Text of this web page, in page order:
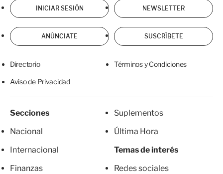
INICIAR SESIÓN NEWSLETTER
ANÚNCIATE SUSCRÍBETE
Directorio Términos y Condiciones
Aviso de Privacidad
Secciones
Nacional
Internacional
Finanzas
Suplementos
Última Hora
Temas de interés
Redes sociales